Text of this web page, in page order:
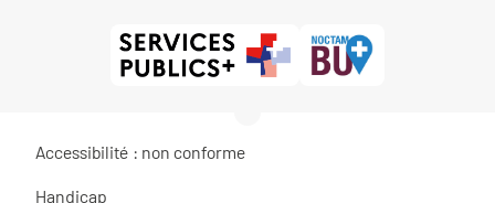
Accessibilité : non conforme
Handicap